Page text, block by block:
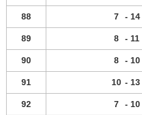
88 7 - 14
89 8 - 11
90 8 - 10
91 10 - 13
92 7 - 10